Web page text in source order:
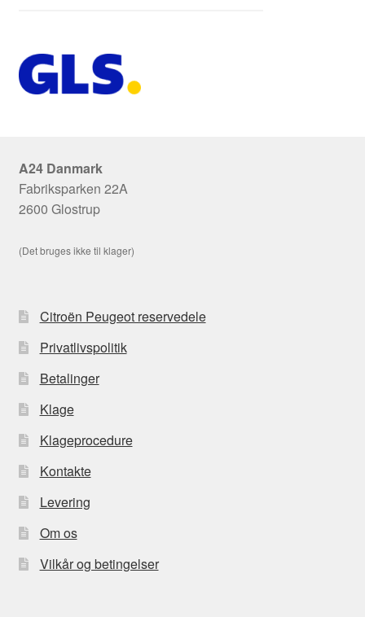
A24 Danmark
Fabriksparken 22A
2600 Glostrup
(Det bruges ikke til klager)
Citroën Peugeot reservedele
Privatlivspolitik
Betalinger
Klage
Klageprocedure
Kontakte
Levering
Om os
Vilkår og betingelser